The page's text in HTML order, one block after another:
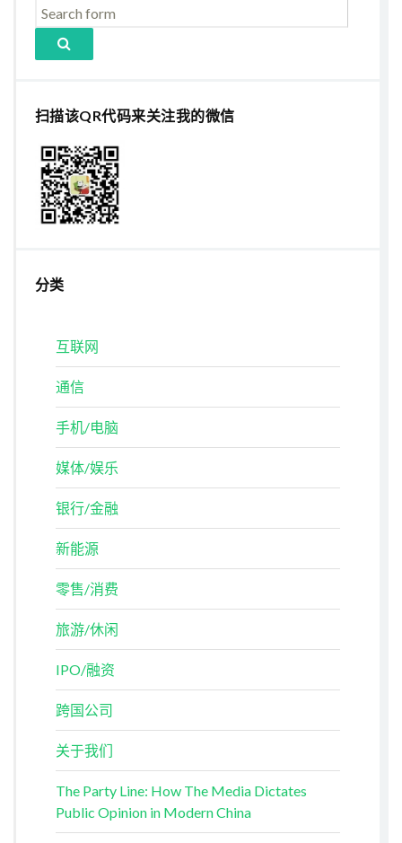
扫描该QR代码来关注我的微信
分类
互联网
通信
手机/电脑
媒体/娱乐
银行/金融
新能源
零售/消费
旅游/休闲
IPO/融资
跨国公司
关于我们
The Party Line: How The Media Dictates
Public Opinion in Modern China